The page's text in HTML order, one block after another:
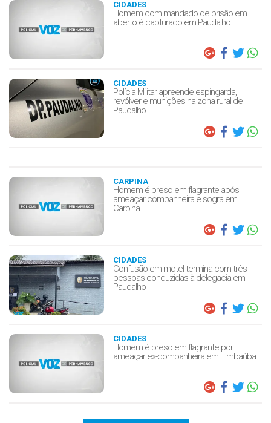
CIDADES
Homem com mandado de prisão em
aberto é capturado em Paudalho
CIDADES
Polícia Militar apreende espingarda,
revólver e munições na zona rural de
Paudalho
CARPINA
Homem é preso em flagrante após
ameaçar companheira e sogra em
Carpina
CIDADES
Confusão em motel termina com três
pessoas conduzidas à delegacia em
Paudalho
CIDADES
Homem é preso em flagrante por
ameaçar ex-companheira em Timbaúba